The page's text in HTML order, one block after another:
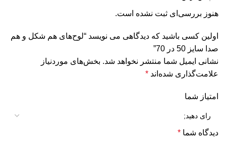
هنوز بررسی‌ای ثبت نشده است.
اولین کسی باشید که دیدگاهی می نویسد “لوح‌های هم شكل و هم
صدا سایز 50 در 70”
نشانی ایمیل شما منتشر نخواهد شد. بخش‌های موردنیاز
علامت‌گذاری شده‌اند *
امتیاز شما
دیدگاه شما *